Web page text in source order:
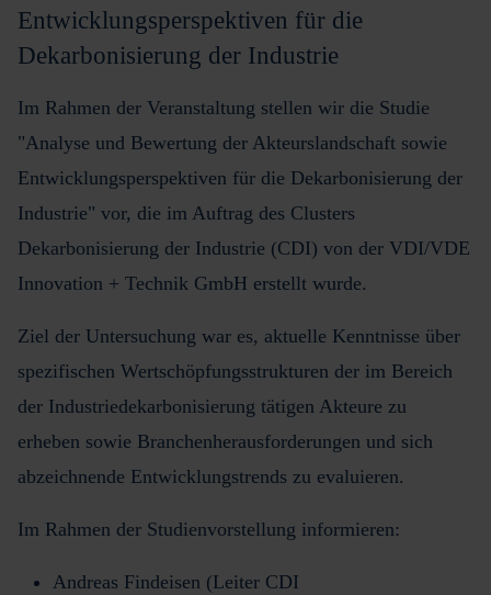
Entwicklungsperspektiven für die
Dekarbonisierung der Industrie
Im Rahmen der Veranstaltung stellen wir die Studie
"Analyse und Bewertung der Akteurslandschaft sowie
Entwicklungsperspektiven für die Dekarbonisierung der
Industrie" vor, die im Auftrag des Clusters
Dekarbonisierung der Industrie (CDI) von der VDI/VDE
Innovation + Technik GmbH erstellt wurde.
Ziel der Untersuchung war es, aktuelle Kenntnisse über
spezifischen Wertschöpfungsstrukturen der im Bereich
der Industriedekarbonisierung tätigen Akteure zu
erheben sowie Branchenherausforderungen und sich
abzeichnende Entwicklungstrends zu evaluieren.
Im Rahmen der Studienvorstellung informieren:
Andreas Findeisen (Leiter CDI